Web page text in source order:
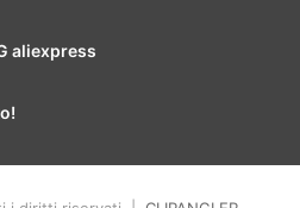
aliexpress